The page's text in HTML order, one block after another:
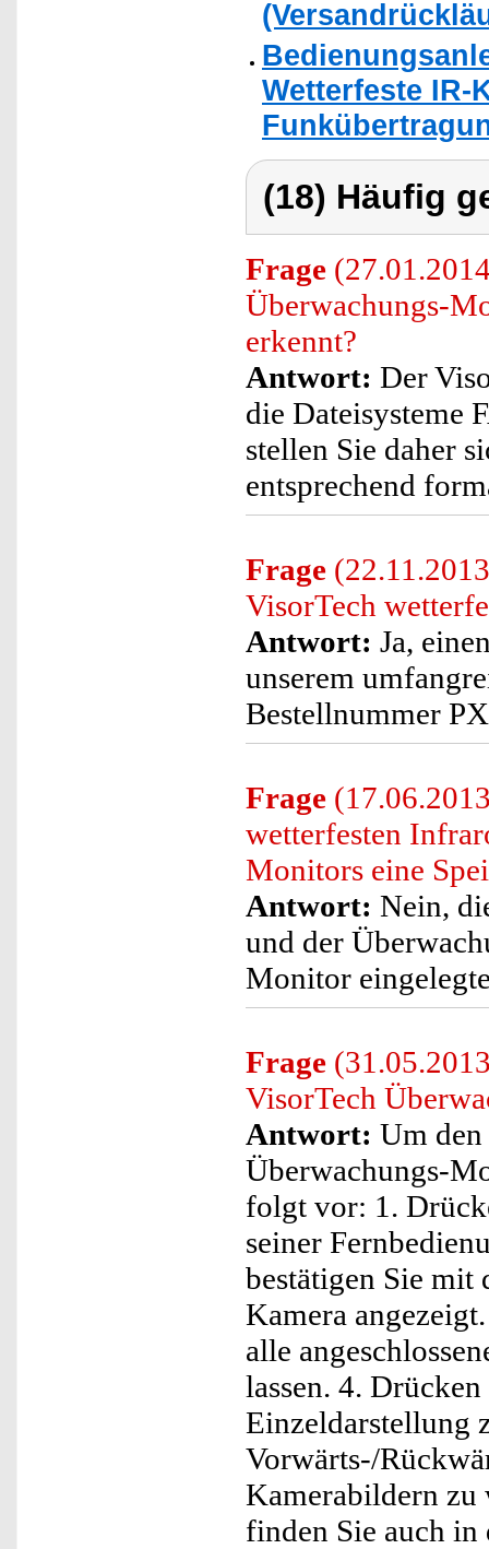
Wetterfeste IR-
(18) Häufig
Frage
Überwachungs-
erkennt?
Antwort: Der
die Dateisysteme
stellen Sie daher
entsprechend
Frage
VisorTech
Antwort: Ja,
unserem
Bestellnummer
Frage
wetterfesten
Monitors eine
Antwort: Nein,
und der
Monitor
Frage
VisorTech
Antwort: Um
Überwachungs-
folgt vor: 1.
seiner
bestätigen Sie mit
Kamera
alle
lassen. 4.
Einzeldarstellung
Vorwärts-/
Kamerabildern zu
finden Sie auch